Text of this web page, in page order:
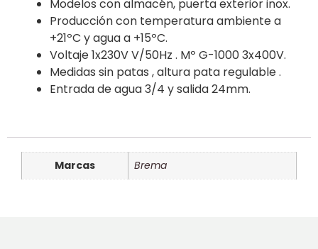
Modelos con almacén, puerta exterior inox.
Producción con temperatura ambiente a
+21ºC y agua a +15ºC.
Voltaje 1x230V V/50Hz . Mº G-1000 3x400V.
Medidas sin patas , altura pata regulable .
Entrada de agua 3/4 y salida 24mm.
Marcas Brema